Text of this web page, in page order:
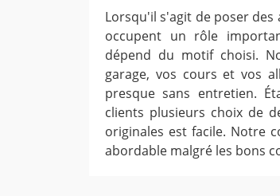
Lorsqu'il s'agit de poser
occupent un rôle
dépend du motif choisi.
garage, vos cours et vos
presque sans entretien.
clients plusieurs choix de
originales est facile. Notre
abordable malgré les bons